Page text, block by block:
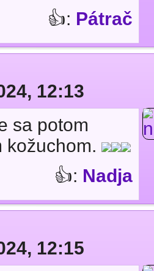
👍: Pátrač
12:13
sa potom
kožuchom.
👍: Nadja
12:15